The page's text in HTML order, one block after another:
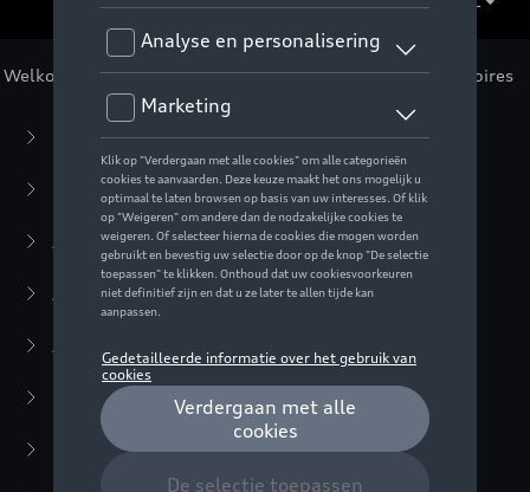
Welkom Voor u >SEAT >Original Collectie > Accessoires
Business Collectie(59)
Casual Collectie(57)
Active Collectie(30)
Audi Sport Collectie(63)
ADUI collectie
F1 Collectie (76)
Miniaturen(22)